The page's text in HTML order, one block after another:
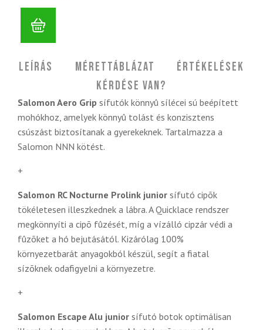
Leírás Mérettáblázat
Értékelések
Kérdése van?
Salomon Aero Grip sífutók könnyû sílécei sú beépített
mohókhoz, amelyek könnyû tolást és konzisztens
csúszást biztosítanak a gyerekeknek. Tartalmazza a
Salomon NNN kötést.
+
Salomon RC Nocturne Prolink junior sífutó cipõk
tökéletesen illeszkednek a lábra. A Quicklace rendszer
megkönnyíti a cipõ fûzését, míg a vízálló cipzár védi a
fûzõket a hó bejutásától. Kizárólag 100%
környezetbarát anyagokból készül, segít a fiatal
sízõknek odafigyelni a környezetre.
+
Salomon Escape Alu junior sífutó botok optimálisan